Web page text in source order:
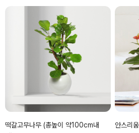
떡갈고무나무 (총높이 약100cm내
안스리